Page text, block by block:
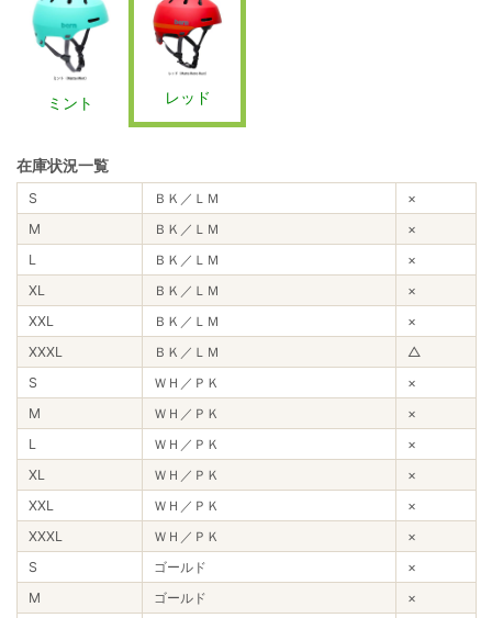
ミント レッド
在庫状況一覧
S ＢＫ／ＬＭ
×
M
ＢＫ／ＬＭ
×
L
ＢＫ／ＬＭ
×
XL
ＢＫ／ＬＭ
×
XXL
ＢＫ／ＬＭ
×
XXXL
ＢＫ／ＬＭ
△
S
ＷＨ／ＰＫ
×
M
ＷＨ／ＰＫ
×
L
ＷＨ／ＰＫ
×
XL
ＷＨ／ＰＫ
×
XXL
ＷＨ／ＰＫ
×
XXXL
ＷＨ／ＰＫ
×
S
ゴールド
×
M
ゴールド
×